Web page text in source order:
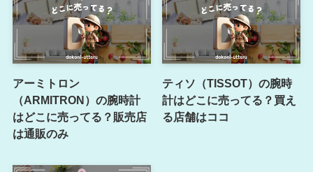
アーミトロン
（ARMITRON）の腕時計
はどこに売ってる？販売店
は通販のみ
ティソ（TISSOT）の腕時
計はどこに売ってる？買え
る店舗はココ